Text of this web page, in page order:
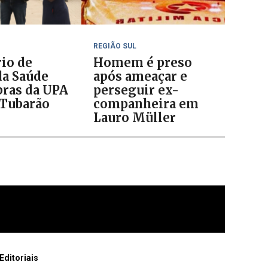
de
Saúde
da UPA
REGIÃO SUL
Homem é preso
após ameaçar e
perseguir ex-
companheira em
Lauro Müller